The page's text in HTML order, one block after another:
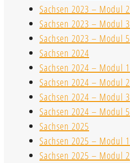
Sachsen 2023 – Modul 2
Sachsen 2023 – Modul 3
Sachsen 2023 – Modul 5
Sachsen 2024
Sachsen 2024 – Modul 1
Sachsen 2024 – Modul 2
Sachsen 2024 – Modul 3
Sachsen 2024 – Modul 5
Sachsen 2025
Sachsen 2025 – Modul 1
Sachsen 2025 – Modul 2